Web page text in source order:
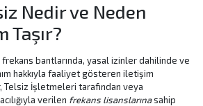
Nedir ve Neden
Taşır?
bantlarında, yasal izinler dahilinde ve
hakkıyla faaliyet gösteren iletişim
Telsiz İşletmeleri tarafından veya
verilen frekans lisanslarınasahip